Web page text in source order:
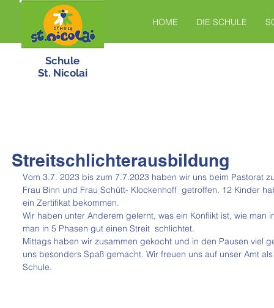
HOME DIE SCHULE
Schule
St. Nicolai
Streitschlichterausbildung
Vom 3.7. 2023 bis zum 7.7.2023 haben wir uns beim Pastorat
Frau Binn und Frau Schütt- Klockenhoff  getroffen. 12 Kinder
ein Zertifikat bekommen.
Wir haben unter Anderem gelernt, was ein Konflikt ist, wie
man in 5 Phasen gut einen Streit  schlichtet.
Mittags haben wir zusammen gekocht und in den Pausen viel
uns besonders Spaß gemacht. Wir freuen uns auf unser Amt
Schule.